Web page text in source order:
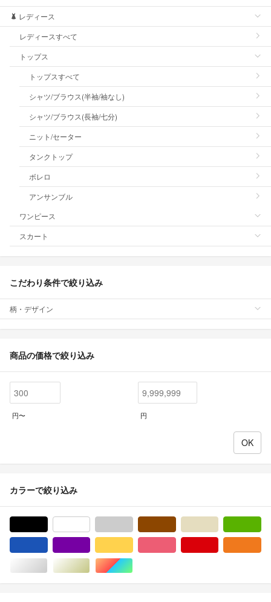
レディース
レディースすべて
トップス
トップスすべて
シャツ/ブラウス(半袖/袖なし)
シャツ/ブラウス(長袖/七分)
ニット/セーター
タンクトップ
ボレロ
アンサンブル
ワンピース
スカート
こだわり条件で絞り込み
柄・デザイン
商品の価格で絞り込み
円〜 円
カラーで絞り込み
シルバー/銀色系ゴールド/金色系マルチカラー